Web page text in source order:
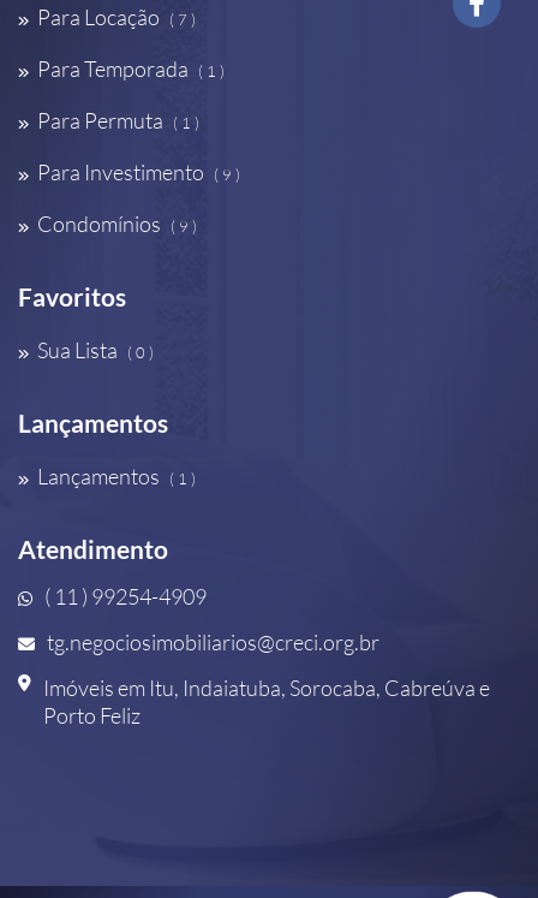
Para Locação ( 7 )
Para Temporada ( 1 )
Para Permuta ( 1 )
Para Investimento ( 9 )
Condomínios ( 9 )
Favoritos
Sua Lista ( 0 )
Lançamentos
Lançamentos ( 1 )
Atendimento
( 11 ) 99254-4909
tg.negociosimobiliarios@creci.org.br
Imóveis em Itu, Indaiatuba, Sorocaba, Cabreúva e
Porto Feliz